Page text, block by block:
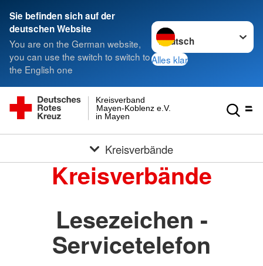
Sie befinden sich auf der
deutschen Website
You are on the German website,
you can use the switch to switch to
the English one
Sprache wechseln zu
Alles klar
in Mayen
Mayen-Koblenz e.V.
Kreisverband
Kreisverbände
Kreisverbände
Lesezeichen -
Servicetelefon